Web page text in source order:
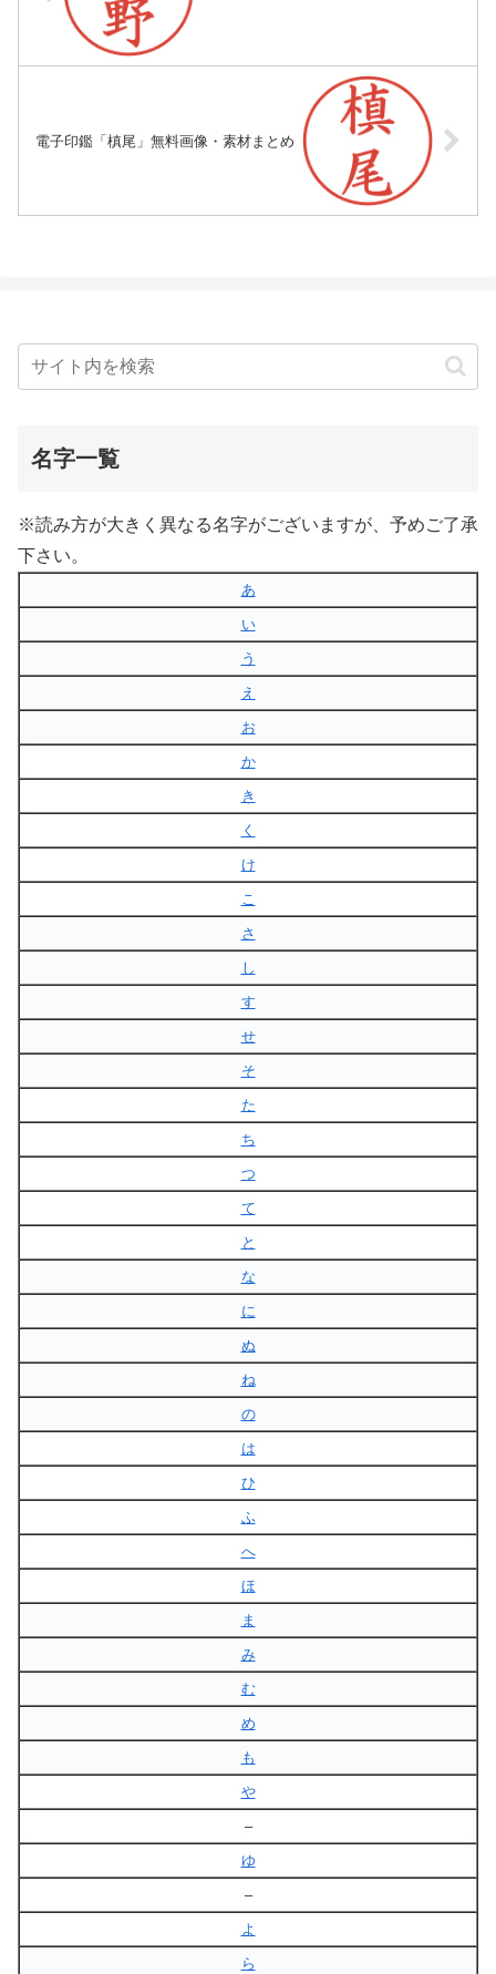
電子印鑑「槙尾」無料画像・素材まとめ
名字一覧
※読み方が大きく異なる名字がございますが、予めご了承
下さい。
あ
い
う
え
お
か
き
く
け
こ
さ
し
す
せ
そ
た
ち
つ
て
と
な
に
ぬ
ね
の
は
ひ
ふ
へ
ほ
ま
み
む
め
も
や
–
ゆ
–
よ
ら